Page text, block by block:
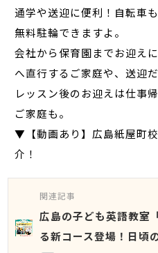
通学や送迎に便利！自転車
無料駐輪できますよ。
会社から保育園までお迎え
へ直行するご家庭や、送迎
レッスン後のお迎えは仕事
ご家庭も。
▼【動画あり】広島紙屋町
介！
関連記事
広島の子ども英語教室
る新コース登場！日頃